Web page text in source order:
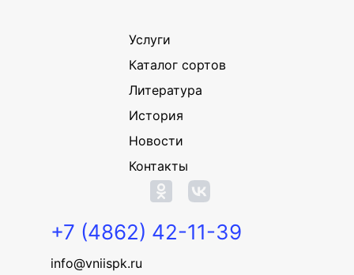
Услуги
Каталог сортов
Литература
История
Новости
Контакты
+7 (4862) 42-11-39
info@vniispk.ru